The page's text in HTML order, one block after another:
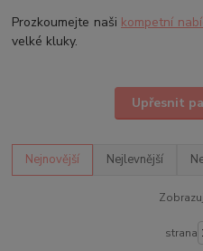
Prozkoumejte naši kompetní
velké kluky.
Upřesnit
Nejnovější Nejlevnější
strana